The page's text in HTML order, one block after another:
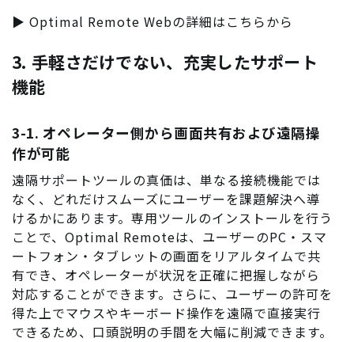
▶ Optimal Remote Webの詳細はこちらから
3. 手軽さだけでない、充実したサポート
機能
3-1. オペレーター側から画面共有および遠隔操
作が可能
遠隔サポートツールの真価は、単なる接続機能では
なく、どれだけスムーズにユーザーを課題解決へ導
けるかにあります。専用ツールのインストールを行う
ことで、Optimal Remoteは、ユーザーのPC・スマ
ートフォン・タブレットの画面をリアルタイムで共
有でき、オペレーターが状況を正確に把握しながら
対応することができます。さらに、ユーザーの許可を
得た上でマウスやキーボード操作を遠隔で直接実行
できるため、口頭説明の手間を大幅に削減できます。